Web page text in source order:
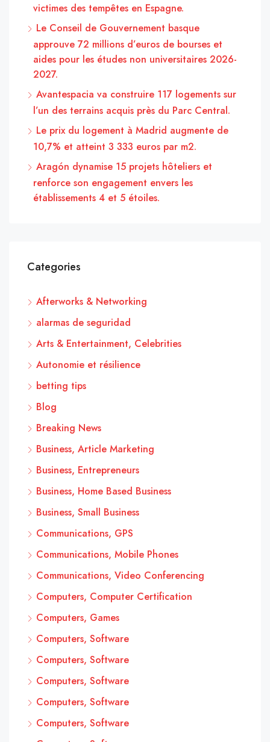
victimes des tempêtes en Espagne.
Le Conseil de Gouvernement basque
approuve 72 millions d’euros de bourses et
aides pour les études non universitaires 2026-
2027.
Avantespacia va construire 117 logements sur
l’un des terrains acquis près du Parc Central.
Le prix du logement à Madrid augmente de
10,7% et atteint 3 333 euros par m2.
Aragón dynamise 15 projets hôteliers et
renforce son engagement envers les
établissements 4 et 5 étoiles.
Categories
Afterworks & Networking
alarmas de seguridad
Arts & Entertainment, Celebrities
Autonomie et résilience
betting tips
Blog
Breaking News
Business, Article Marketing
Business, Entrepreneurs
Business, Home Based Business
Business, Small Business
Communications, GPS
Communications, Mobile Phones
Communications, Video Conferencing
Computers, Computer Certification
Computers, Games
Computers, Software
Computers, Software
Computers, Software
Computers, Software
Computers, Software